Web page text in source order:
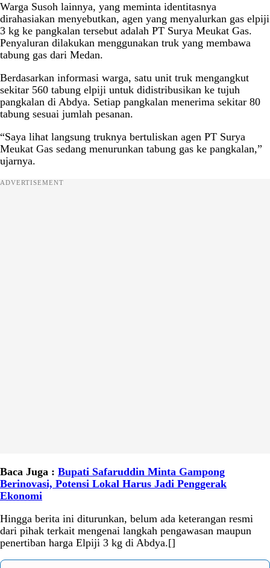
Warga Susoh lainnya, yang meminta identitasnya
dirahasiakan menyebutkan, agen yang menyalurkan gas elpiji
3 kg ke pangkalan tersebut adalah PT Surya Meukat Gas.
Penyaluran dilakukan menggunakan truk yang membawa
tabung gas dari Medan.
Berdasarkan informasi warga, satu unit truk mengangkut
sekitar 560 tabung elpiji untuk didistribusikan ke tujuh
pangkalan di Abdya. Setiap pangkalan menerima sekitar 80
tabung sesuai jumlah pesanan.
“Saya lihat langsung truknya bertuliskan agen PT Surya
Meukat Gas sedang menurunkan tabung gas ke pangkalan,”
ujarnya.
ADVERTISEMENT
Baca Juga : Bupati Safaruddin Minta Gampong
Berinovasi, Potensi Lokal Harus Jadi Penggerak
Ekonomi
Hingga berita ini diturunkan, belum ada keterangan resmi
dari pihak terkait mengenai langkah pengawasan maupun
penertiban harga Elpiji 3 kg di Abdya.[]